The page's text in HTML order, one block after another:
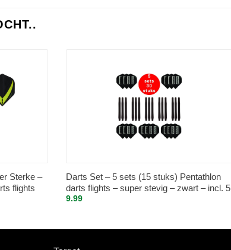
Sterke –
flights
Darts Set – 5 sets (15 stuks) Pentathlon
darts flights – super stevig – zwart – incl. 5
sets (15 stuks) – medium – darts shafts –
9.99